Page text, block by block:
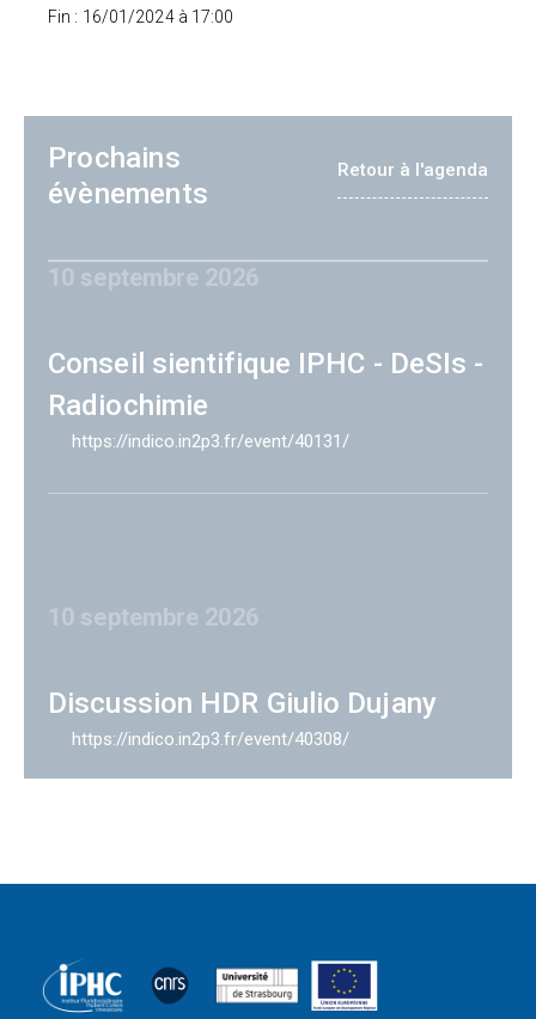
Fin : 16/01/2024 à 17:00
Prochains
évènements
Retour à l'agenda
10 septembre 2026
Conseil sientifique IPHC - DeSIs -
Radiochimie
https://indico.in2p3.fr/event/40131/
10 septembre 2026
Discussion HDR Giulio Dujany
https://indico.in2p3.fr/event/40308/